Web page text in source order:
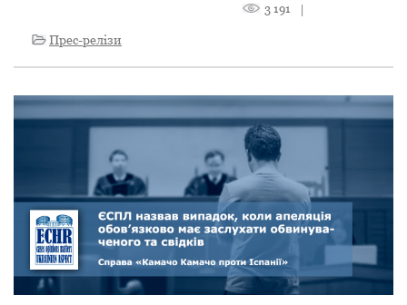
3 191
|
Прес-релізи